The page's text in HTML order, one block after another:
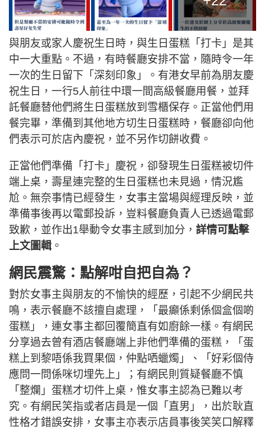
與朋友或家人慶祝生日時，與生日蛋糕「打卡」是其
中一大重點。不過，有時餐廳安排不當，隨時令一年
一次的生日留下「深刻印象」。有港女早前為朋友慶
祝生日，一行5人前往中環一間高級餐廳用餐，並拜
託餐廳替他們將生日蛋糕放到雪櫃保存。正當他們用
餐完畢，準備到其他地方切生日蛋糕時，餐廳卻向他
們表示可於店內慶祝，並不另作切餅收費。
正當他們準備「打卡」慶祝，卻發現生日蛋糕被切件
端上桌，壽星連完整的生日蛋糕也未見過，情況尷
尬。無奈事情已經發生，女事主當場與經理反映，並
準備事後再以電郵投訴，豈料餐廳負責人已透過電郵
致歉，並作出1舉動令女事主感到加分， 詳情可點擊
上文圖輯 。
網民震驚：點解咁自把自為？
對於女事主與朋友的不愉快的經歷，引起不少網民共
鳴，表示餐廳不該擅自處理，「最癲係剩係個盒個啲
蛋糕」，連女事主都回覆簡直有如廚餘一樣。有網民
分享過去曾有酒店餐廳端上非他們準備的蛋糕，「蛋
糕上到黎唔係我買果個，仲點哂蠟燭」、「好彩個侍
應問一問係咪切埋先上」；有網民則質疑餐廳不慎
「整爛」蛋糕才切件上桌，惟女事主認為已難以考
究。有網民笑指或者店員是一個「直男」，出於耿直
性格才錯誤安排，女事主亦表示店員事後笑笑口解釋